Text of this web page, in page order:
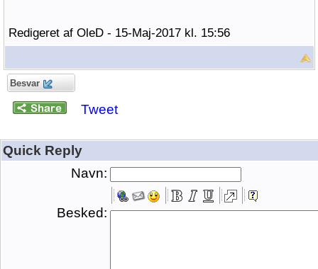
Redigeret af OleD - 15-Maj-2017 kl. 15:56
Besvar
Tweet
Quick Reply
Navn:
Besked: